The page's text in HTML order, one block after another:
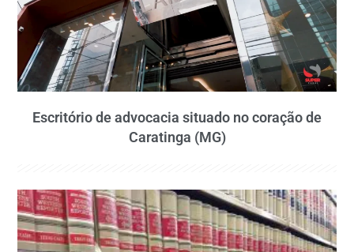
Escritório de advocacia situado no coração de
Caratinga (MG)